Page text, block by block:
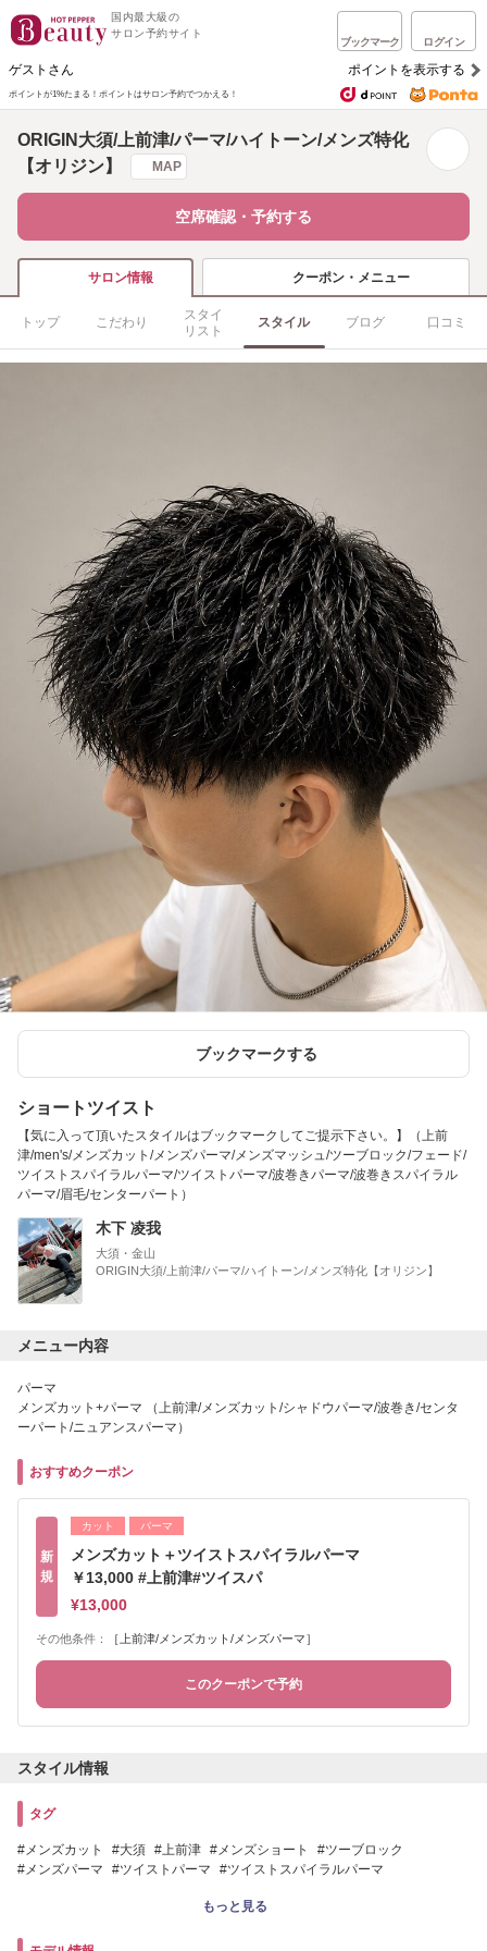
国内最大級の
サロン予約サイト
ブックマーク ログイン
ゲストさん ポイントを表示する
ポイントが1%たまる！ ポイントはサロン予約でつかえる！
ORIGIN大須/上前津/パーマ/ハイトーン/メンズ特化
【オリジン】
MAP
空席確認・予約する
サロン情報 クーポン・メニュー
トップ こだわり
スタイ
リスト
スタイル ブログ 口コミ
ブックマークする
ショートツイスト
【気に入って頂いたスタイルはブックマークしてご提示下さい。】（上前
津/men's/メンズカット/メンズパーマ/メンズマッシュ/ツーブロック/フェード/
ツイストスパイラルパーマ/ツイストパーマ/波巻きパーマ/波巻きスパイラル
パーマ/眉毛/センターパート）
木下 凌我
大須・金山
ORIGIN大須/上前津/パーマ/ハイトーン/メンズ特化【オリジン】
メニュー内容
パーマ
メンズカット+パーマ （上前津/メンズカット/シャドウパーマ/波巻き/センタ
ーパート/ニュアンスパーマ）
おすすめクーポン
新
規
カット パーマ
メンズカット＋ツイストスパイラルパーマ
￥13,000 #上前津#ツイスパ
¥13,000
その他条件： ［上前津/メンズカット/メンズパーマ］
このクーポンで予約
スタイル情報
タグ
メンズカット 大須 上前津 メンズショート
ツーブロック
メンズパーマ
ツイストパーマ
ツイストスパイラルパーマ